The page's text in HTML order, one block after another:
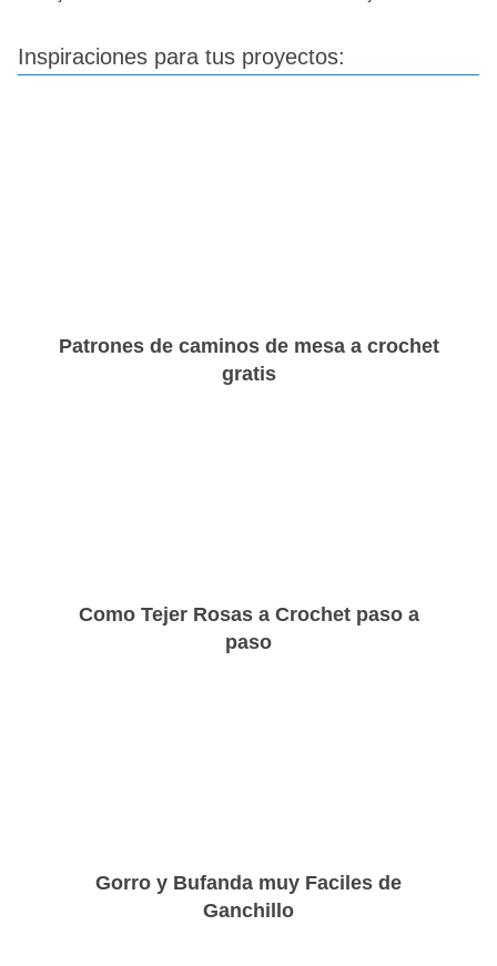
Inspiraciones para tus proyectos:
Patrones de caminos de mesa a crochet
gratis
Como Tejer Rosas a Crochet paso a
paso
Gorro y Bufanda muy Faciles de
Ganchillo